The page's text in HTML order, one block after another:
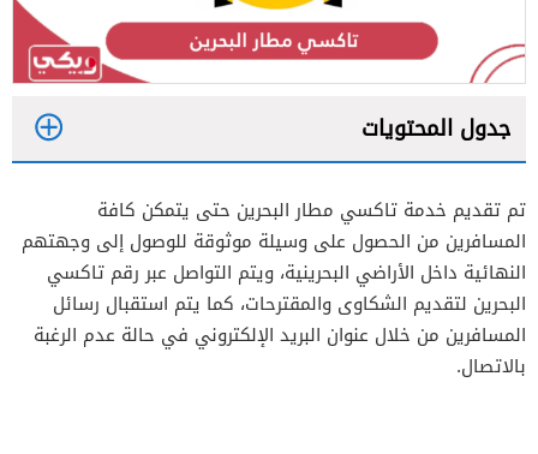
جدول المحتويات
2
تم تقديم خدمة تاكسي مطار البحرين حتى يتمكن كافة
المسافرين من الحصول على وسيلة موثوقة للوصول إلى وجهتهم
النهائية داخل الأراضي البحرينية، ويتم التواصل عبر رقم تاكسي
البحرين لتقديم الشكاوى والمقترحات، كما يتم استقبال رسائل
المسافرين من خلال عنوان البريد الإلكتروني في حالة عدم الرغبة
بالاتصال.